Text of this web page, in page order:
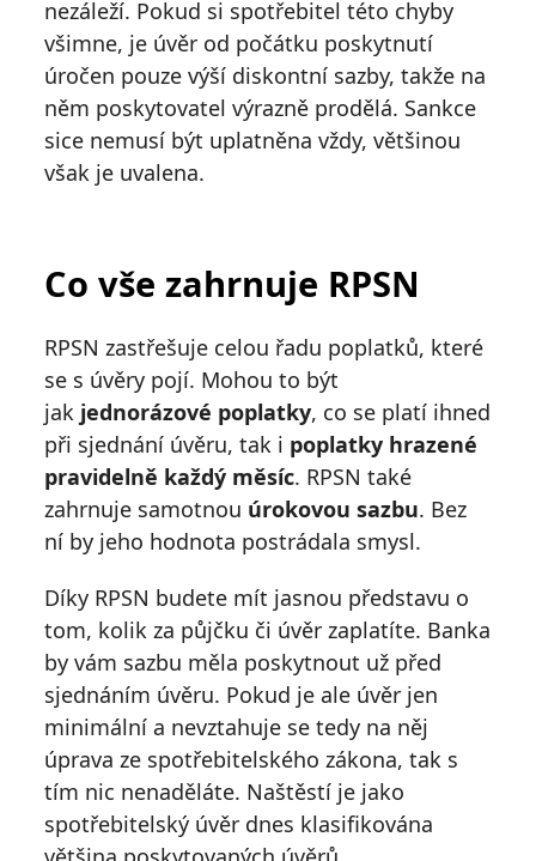
nezáleží. Pokud si spotřebitel této chyby
všimne, je úvěr od počátku poskytnutí
úročen pouze výší diskontní sazby, takže na
něm poskytovatel výrazně prodělá. Sankce
sice nemusí být uplatněna vždy, většinou
však je uvalena.
Co vše zahrnuje RPSN
RPSN zastřešuje celou řadu poplatků, které
se s úvěry pojí. Mohou to být
jak jednorázové poplatky, co se platí ihned
při sjednání úvěru, tak i poplatky hrazené
pravidelně každý měsíc. RPSN také
zahrnuje samotnou úrokovou sazbu. Bez
ní by jeho hodnota postrádala smysl.
Díky RPSN budete mít jasnou představu o
tom, kolik za půjčku či úvěr zaplatíte. Banka
by vám sazbu měla poskytnout už před
sjednáním úvěru. Pokud je ale úvěr jen
minimální a nevztahuje se tedy na něj
úprava ze spotřebitelského zákona, tak s
tím nic nenaděláte. Naštěstí je jako
spotřebitelský úvěr dnes klasifikována